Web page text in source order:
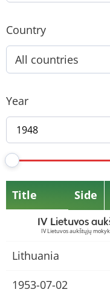
Country
All countries
Year
Title Side
IV Lietuvos
IV Lietuvos aukštųjų
Lithuania
1953-07-02